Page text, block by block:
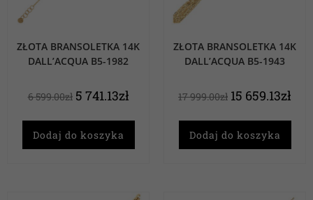
ZŁOTA BRANSOLETKA 14K
DALL’ACQUA B5-1982
6 599.00zł 5 741.13zł
Dodaj do koszyka
ZŁOTA BRANSOLETKA 14K
DALL’ACQUA B5-1943
17 999.00zł 15 659.13zł
Dodaj do koszyka